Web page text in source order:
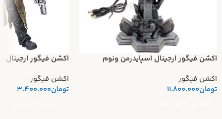
اکشن فیگور ارجینال اسپایدرمن ونوم
اکشن فیگور
تومان11.800.000
اکشن فیگور
اکشن فیگور
تومان3.400.000